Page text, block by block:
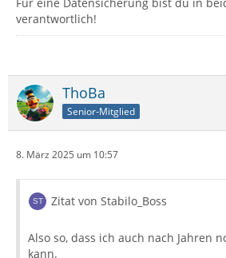
verantwortlich!
ThoBa
Senior-Mitglied
8. März 2025 um 10:57
Zitat von Stabilo_Boss
Also so, dass ich auch nach Jahren
kann.